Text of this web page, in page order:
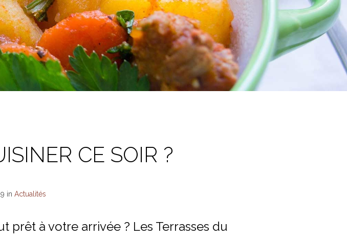
CE SOIR ?
in Actualités
prêt à votre arrivée ? Les Terrasses du